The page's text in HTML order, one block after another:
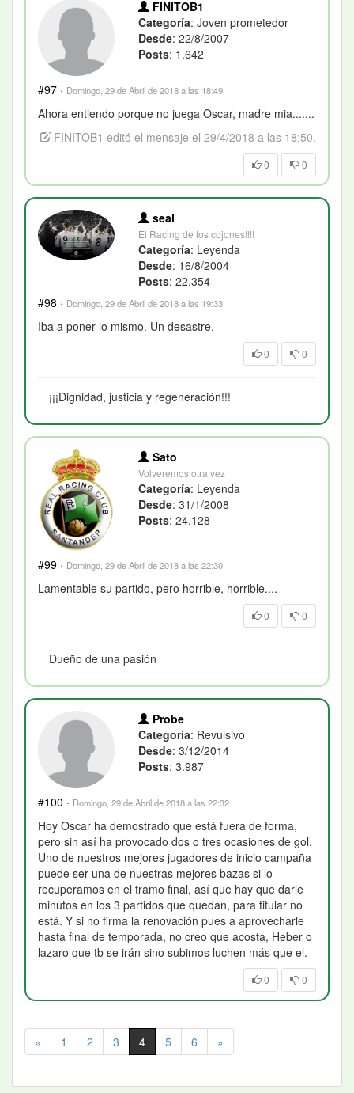
FINITOB1
Categoría: Joven prometedor
Desde: 22/8/2007
Posts: 1.642
#97 · Domingo, 29 de Abril de 2018 a las 18:49
Ahora entiendo porque no juega Oscar, madre mia.......
FINITOB1 editó el mensaje el 29/4/2018 a las 18:50.
0 0
seal
El Racing de los cojones!!!!
Categoría: Leyenda
Desde: 16/8/2004
Posts: 22.354
#98 · Domingo, 29 de Abril de 2018 a las 19:33
Iba a poner lo mismo. Un desastre.
0 0
¡¡¡Dignidad, justicia y regeneración!!!
Sato
Volveremos otra vez
Categoría: Leyenda
Desde: 31/1/2008
Posts: 24.128
#99 · Domingo, 29 de Abril de 2018 a las 22:30
Lamentable su partido, pero horrible, horrible....
0 0
Dueño de una pasión
Probe
Categoría: Revulsivo
Desde: 3/12/2014
Posts: 3.987
#100 · Domingo, 29 de Abril de 2018 a las 22:32
Hoy Oscar ha demostrado que está fuera de forma,
pero sin así ha provocado dos o tres ocasiones de gol.
Uno de nuestros mejores jugadores de inicio campaña
puede ser una de nuestras mejores bazas si lo
recuperamos en el tramo final, así que hay que darle
minutos en los 3 partidos que quedan, para titular no
está. Y si no firma la renovación pues a aprovecharle
hasta final de temporada, no creo que acosta, Heber o
lazaro que tb se irán sino subimos luchen más que el.
0 0
« 1 2 3 4 5 6 »